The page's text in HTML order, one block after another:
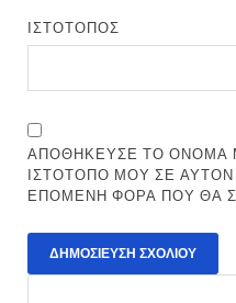
ΙΣΤΌΤΟΠΟΣ
ΑΠΟΘΉΚΕΥΣΕ ΤΟ ΌΝΟΜΆ
ΙΣΤΌΤΟΠΟ ΜΟΥ ΣΕ
ΕΠΌΜΕΝΗ ΦΟΡΆ ΠΟΥ ΘΑ